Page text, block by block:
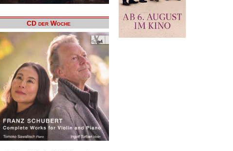
CD der Woche